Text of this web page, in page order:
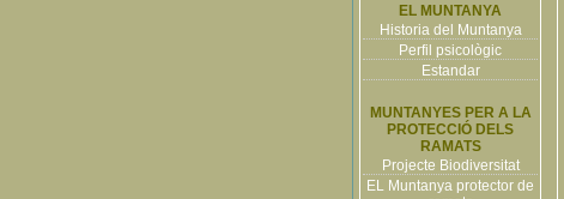
EL MUNTANYA
Historia del Muntanya
Perfil psicològic
Estandar
MUNTANYES PER A LA
PROTECCIÓ DELS
RAMATS
Projecte Biodiversitat
EL Muntanya protector de